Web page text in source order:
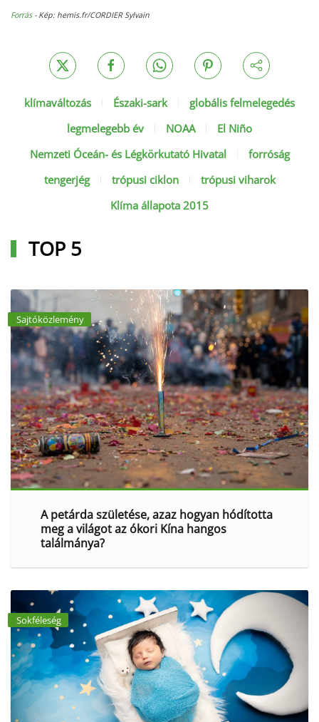
Forrás- Kép: hemis.fr/CORDIER Sylvain
klímaváltozás Északi-sark
globális felmelegedés
legmelegebb év
NOAA
El Niño
Nemzeti Óceán- és Légkörkutató Hivatal
forróság
tengerjég
trópusi ciklon
trópusi viharok
Klíma állapota 2015
TOP 5
Sajtóközlemény
A petárda születése, azaz hogyan hódította
meg a világot az ókori Kína hangos
találmánya?
Sokféleség